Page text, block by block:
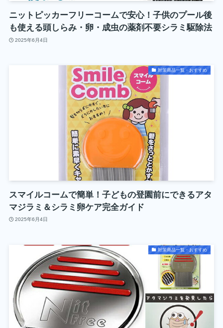
ニットピッカーフリーコームで安心！子供のプール後
も使える頭しらみ・卵・成虫の薬剤不要シラミ駆除法
2025年6月4日
対策商品一覧・おすすめ
スマイルコームで簡単！子どもの登園前にできるアタ
マジラミ＆シラミ卵ケア完全ガイド
2025年6月4日
対策商品一覧・おすすめ